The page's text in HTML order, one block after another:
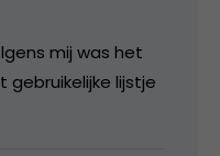
mij was het
gebruikelijke lijstje